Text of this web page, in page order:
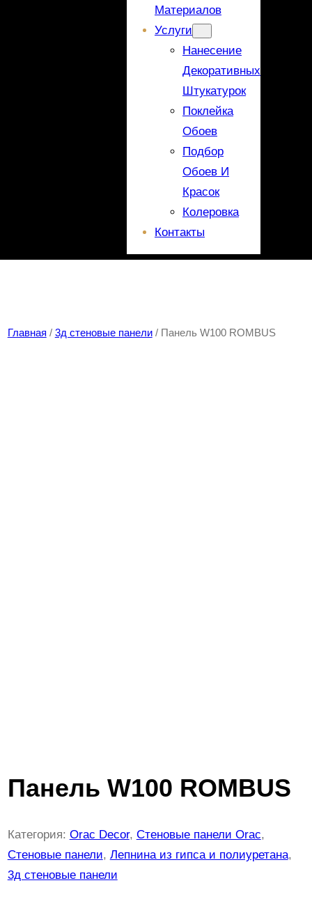
Материалов
Услуги
Нанесение
Декоративных
Штукатурок
Поклейка
Обоев
Подбор
Обоев И
Красок
Колеровка
Контакты
Главная / 3д стеновые панели/ Панель W100 ROMBUS
Панель W100 ROMBUS
Категория: Orac Decor, Стеновые панели Orac
Стеновые панели, Лепнина из гипса и полиуретана
3д стеновые панели